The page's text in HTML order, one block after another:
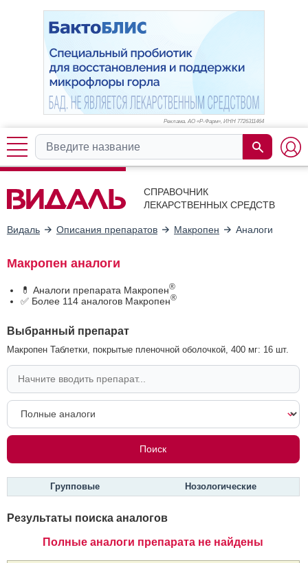
Реклама. АО «Р-Фарм», ИНН 7726311464
СПРАВОЧНИК
ЛЕКАРСТВЕННЫХ СРЕДСТВ
Видаль Описания препаратов Макропен Аналоги
Макропен аналоги
💊 Аналоги препарата Макропен®
✅ Более 114 аналогов Макропен®
Выбранный препарат
Макропен Таблетки, покрытые пленочной оболочкой, 400 мг: 16 шт.
Групповые Нозологические
Результаты поиска аналогов
Полные аналоги препарата не найдены